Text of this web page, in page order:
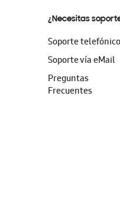
¿Necesitas
Soporte telefónico
Soporte vía eMail
Preguntas
Frecuentes